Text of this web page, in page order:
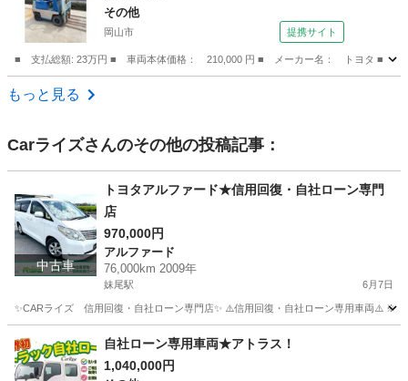
その他
岡山市 提携サイト
■ 支払総額: 23万円 ■ 車両本体価格： 210,000 円 ■ メーカー名： トヨタ ■
岡山 岡山市
もっと見る
Carライズさんのその他の投稿記事：
中古車
トヨタアルファード★信用回復・自社ローン専門
店
970,000円
アルファード
76,000km 2009年
妹尾駅 6月7日
✨CARライズ 信用回復・自社ローン専門店✨ ⚠️信用回復・自社ローン専用車両⚠️
岡山 妹尾駅 アルファード
自社ローン専用車両★アトラス！
1,040,000円